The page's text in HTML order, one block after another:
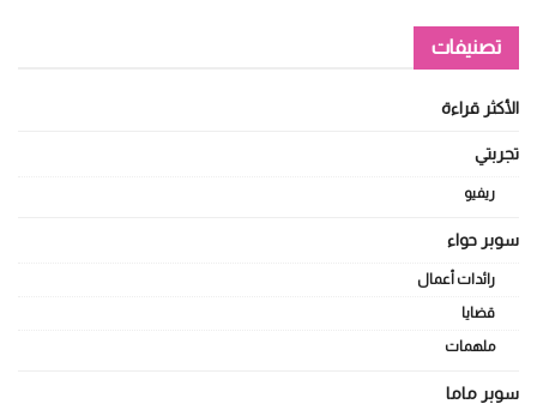
تصنيفات
الأكثر قراءة
تجربتي
ريفيو
سوبر حواء
رائدات أعمال
قضايا
ملهمات
سوبر ماما